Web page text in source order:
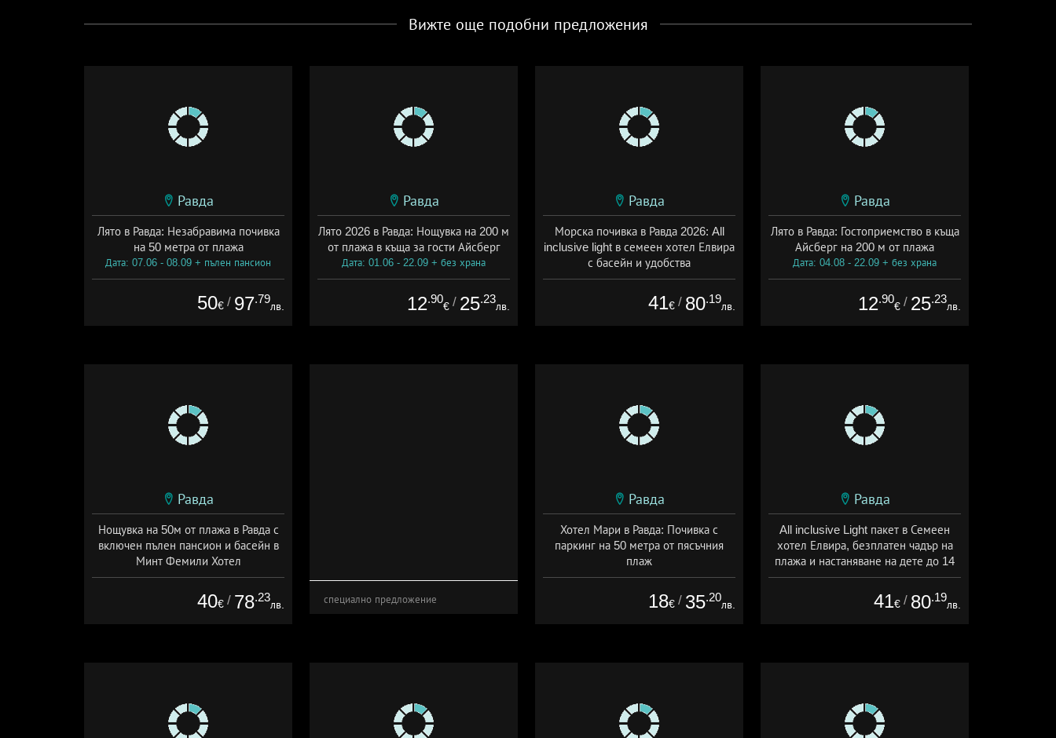
Вижте още подобни предложения
Равда
Лято в Равда: Незабравима почивка
на 50 метра от плажа
Дата: 07.06 - 08.09 + пълен пансион
50€ / 97.79
лв.
Равда
Лято 2026 в Равда: Нощувка на 200 м
от плажа в къща за гости Айсберг
Дата: 01.06 - 22.09 + без храна
12.90
€ / 25.23
лв.
Равда
Морска почивка в Равда 2026: All
inclusive light в семеен хотел Елвира
с басейн и удобства
Дата: 01.07 - 30.09 + all inclusive
41€ / 80.19
лв.
Равда
Лято в Равда: Гостоприемство в къща
Айсберг на 200 м от плажа
Дата: 04.08 - 22.09 + без храна
12.90
€ / 25.23
лв.
Равда
Нощувка на 50м от плажа в Равда с
включен пълен пансион и басейн в
Минт Фемили Хотел
Дата: 07.06 - 08.09 + пълен пансион
40€ / 78.23
лв. специално предложение
Равда
Хотел Мари в Равда: Почивка с
паркинг на 50 метра от пясъчния
плаж
Дата: 08.07 - 30.09 + без храна
18€ / 35.20
лв.
Равда
All inclusive Light пакет в Семеен
хотел Елвира, безплатен чадър на
плажа и настаняване на дете до 14
години
Дата: 01.06 - 30.09 + all inclusive
41€ / 80.19
лв.